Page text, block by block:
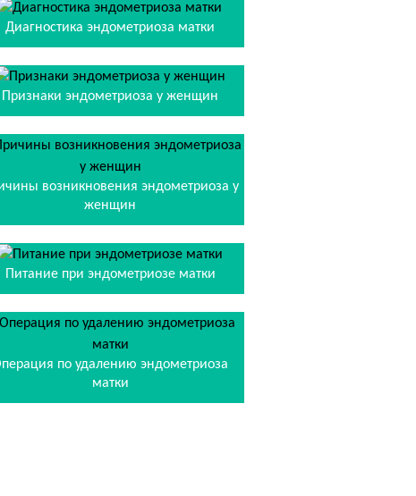
Диагностика эндометриоза матки
Признаки эндометриоза у женщин
возникновения эндометриоза у
женщин
Питание при эндометриозе матки
по удалению эндометриоза
матки